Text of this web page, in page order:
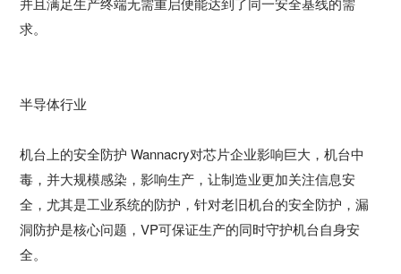
求。
半导体行业
机台上的安全防护 Wannacry对芯片企业影响巨大，机台中
毒，并大规模感染，影响生产，让制造业更加关注信息安
全，尤其是工业系统的防护，针对老旧机台的安全防护，漏
洞防护是核心问题，VP可保证生产的同时守护机台自身安
全。